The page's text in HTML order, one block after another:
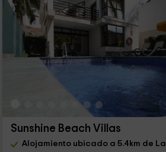
Sunshine Beach Villas
Alojamiento ubicado a 5.4km de